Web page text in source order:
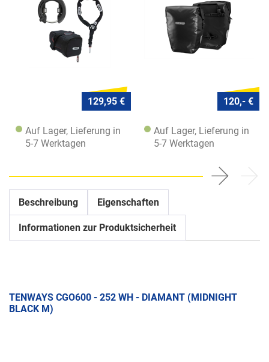
129,95 €
Auf Lager, Lieferung in
5-7 Werktagen
120,- €
Auf Lager, Lieferung in
5-7 Werktagen
Beschreibung Eigenschaften
Informationen zur Produktsicherheit
TENWAYS CGO600 - 252 WH - DIAMANT (MIDNIGHT
BLACK M)